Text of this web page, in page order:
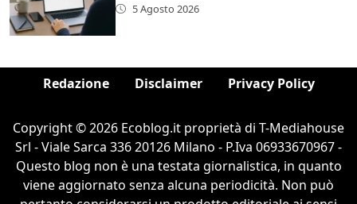
5 Agosto 2026
Redazione Disclaimer Privacy Policy
Copyright © 2026 Ecoblog.it proprietà di T-Mediahouse
Srl - Viale Sarca 336 20126 Milano - P.Iva 06933670967 -
Questo blog non è una testata giornalistica, in quanto
viene aggiornato senza alcuna periodicità. Non può